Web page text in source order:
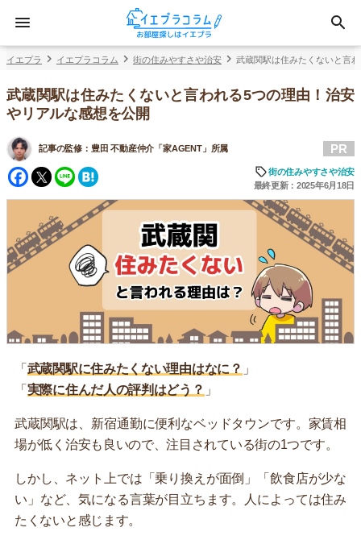
イエプラ イエプラコラム 街の住みやすさや治安 武蔵関駅は住みたくないと言
武蔵関駅は住みたくないと言われる5つの理由！治安
やリアルな感想を公開
記事の監修： 豊田 不動産仲介「家AGENT」所属
Facebook
Twitter
Line
PR
街の住みやすさや治安
最終更新：2025年6月18日
「 武蔵関駅に住みたくない理由はなに？ 」
「 実際に住んだ人の評判はどう？ 」
武蔵関駅は、新宿通勤に便利なベッドタウンです。家賃相
場が低く治安も良いので、注目されている街の1つです。
しかし、ネット上では「乗り換えが面倒」「飲食店が少な
い」など、気になる言葉が目立ちます。人によっては住み
たくないと感じます。